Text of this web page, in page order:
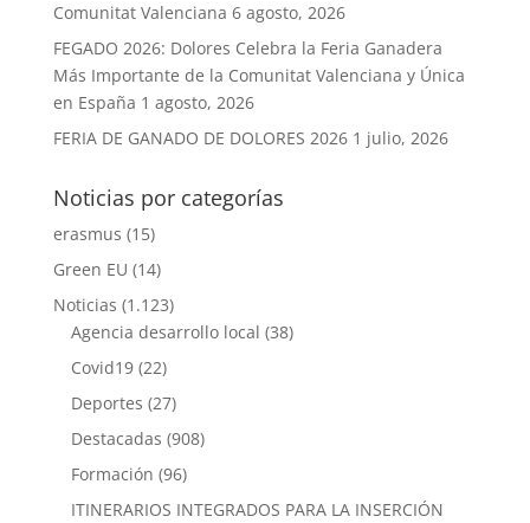
Comunitat Valenciana 6 agosto, 2026
FEGADO 2026: Dolores Celebra la Feria Ganadera
Más Importante de la Comunitat Valenciana y Única
en España 1 agosto, 2026
FERIA DE GANADO DE DOLORES 2026 1 julio, 2026
Noticias por categorías
erasmus (15)
Green EU (14)
Noticias (1.123)
Agencia desarrollo local (38)
Covid19(22)
Deportes (27)
Destacadas (908)
Formación (96)
ITINERARIOS INTEGRADOS PARA LA INSERCIÓN